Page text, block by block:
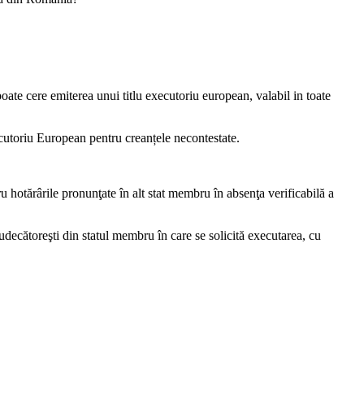
cere emiterea unui titlu executoriu european, valabil in toate
European pentru creanțele necontestate.
hotărârile pronunţate în alt stat membru în absenţa verificabilă a
din statul membru în care se solicită executarea, cu